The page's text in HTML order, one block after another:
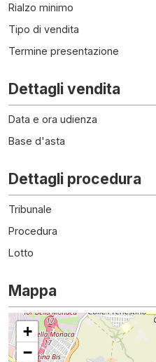
Rialzo minimo
Tipo di vendita
Termine presentazione
Dettagli vendita
Data e ora udienza
Base d'asta
Dettagli procedura
Tribunale
Procedura
Lotto
Mappa
+
−